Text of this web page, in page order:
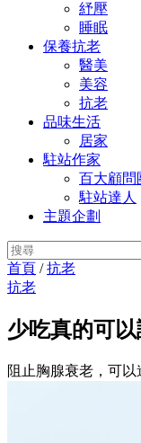
紓壓
睡眠
保養抗老
醫美
美容
抗老
品味生活
居家
駐站作家
百大顧問
駐站達人
主題企劃
首頁 /抗老
抗老
少吃真的可
阻止胸腺衰老，可以